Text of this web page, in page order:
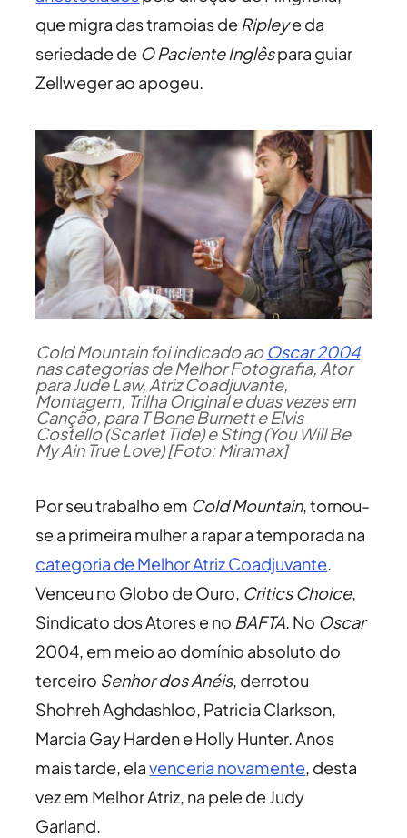
que migra das tramoias de Ripleye da
seriedade de O Paciente Inglêspara guiar
Zellweger ao apogeu.
Cold Mountain foi indicado aoOscar 2004
nas categorias de Melhor Fotografia, Ator
para Jude Law, Atriz Coadjuvante,
Montagem, Trilha Original e duas vezes em
Canção, para T Bone Burnett e Elvis
Costello (Scarlet Tide) e Sting (You Will Be
My Ain True Love) [Foto: Miramax]
Por seu trabalho em Cold Mountain, tornou-
se a primeira mulher a rapar a temporada na
categoria de Melhor Atriz Coadjuvante.
Venceu no Globo de Ouro, Critics Choice,
Sindicato dos Atores e no BAFTA. No Oscar
2004, em meio ao domínio absoluto do
terceiro Senhor dos Anéis, derrotou
Shohreh Aghdashloo, Patricia Clarkson,
Marcia Gay Harden e Holly Hunter. Anos
mais tarde, elavenceria novamente, desta
vez em Melhor Atriz, na pele de Judy
Garland.